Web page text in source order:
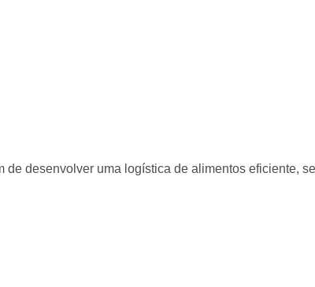
desenvolver uma logística de alimentos eficiente,